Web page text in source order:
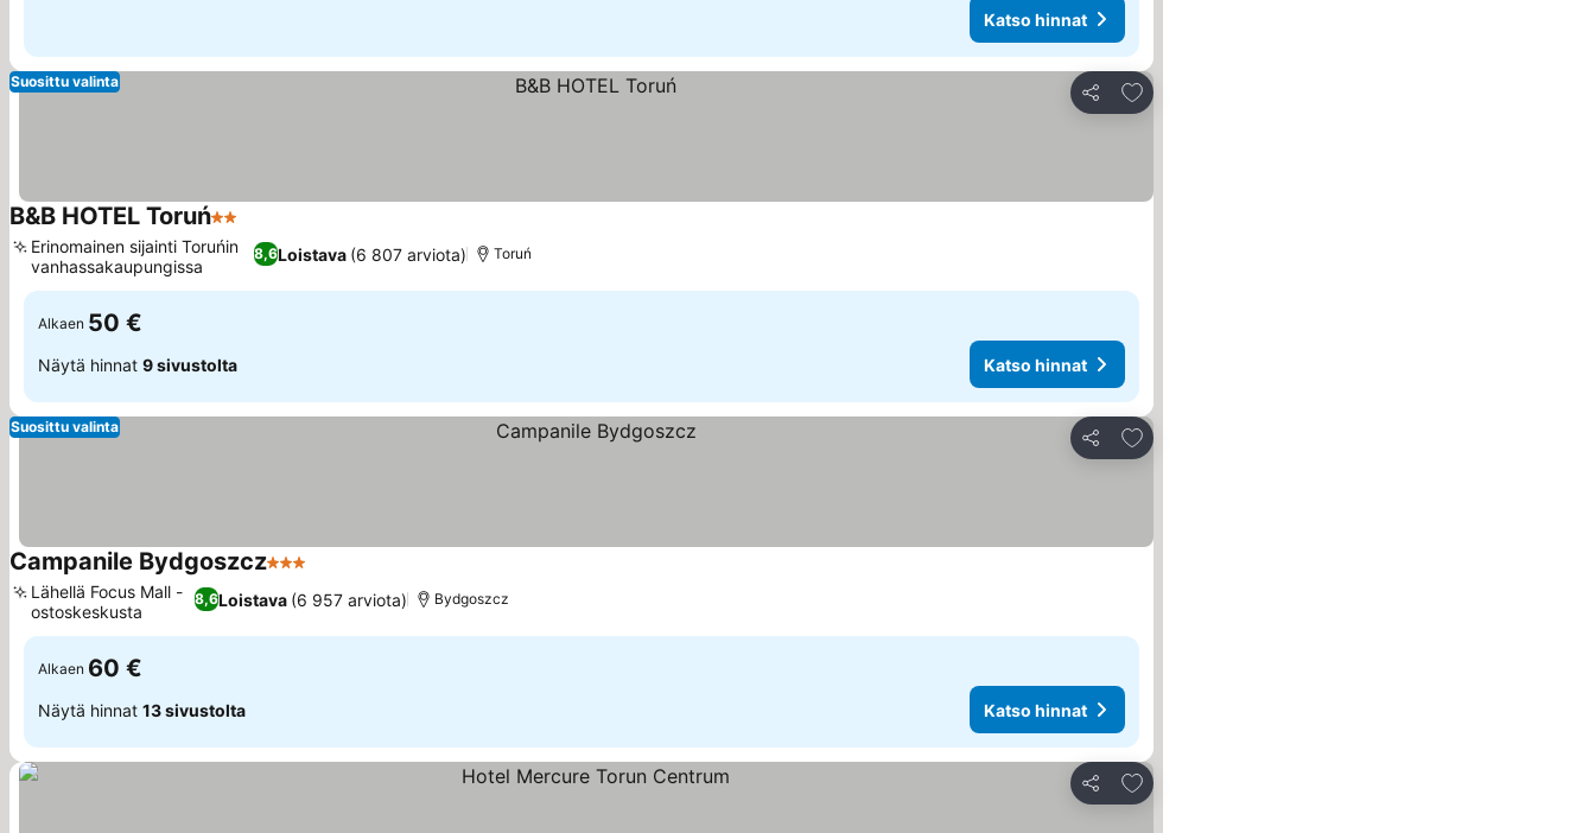
Katso hinnat
Jaa
Lisää suosikkeihin
Suosittu valinta
B&B HOTEL Toruń2 Tähtiluokitus
8,6Loistava (6 807 arviota)
Erinomainen sijainti Toruńin
vanhassakaupungissa
Toruń
Alkaen 50 €
Näytä hinnat 9 sivustolta Katso hinnat
Jaa
Lisää suosikkeihin
Suosittu valinta
Campanile Bydgoszcz3 Tähtiluokitus
8,6Loistava (6 957 arviota)
Lähellä Focus Mall -
ostoskeskusta
Bydgoszcz
Alkaen 60 €
Näytä hinnat 13 sivustolta Katso hinnat
Jaa
Lisää suosikkeihin